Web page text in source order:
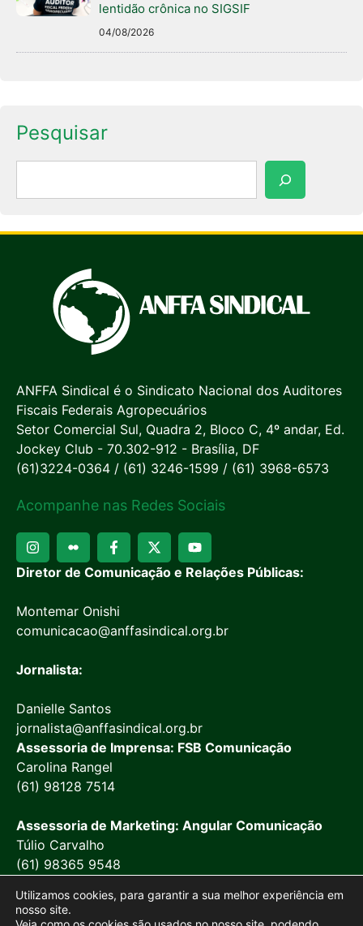
lentidão crônica no SIGSIF
04/08/2026
Pesquisar
ANFFA Sindical é o Sindicato Nacional dos Auditores
Fiscais Federais Agropecuários
Setor Comercial Sul, Quadra 2, Bloco C, 4º andar, Ed.
Jockey Club - 70.302-912 - Brasília, DF
(61)3224-0364 / (61) 3246-1599 / (61) 3968-6573
Acompanhe nas Redes Sociais
Diretor de Comunicação e Relações Públicas:
Montemar Onishi
comunicacao@anffasindical.org.br
Jornalista:
Danielle Santos
jornalista@anffasindical.org.br
Assessoria de Imprensa: FSB Comunicação
Carolina Rangel
(61) 98128 7514
Assessoria de Marketing: Angular Comunicação
Túlio Carvalho
(61) 98365 9548
Utilizamos cookies, para garantir a sua melhor experiência em
nosso site.